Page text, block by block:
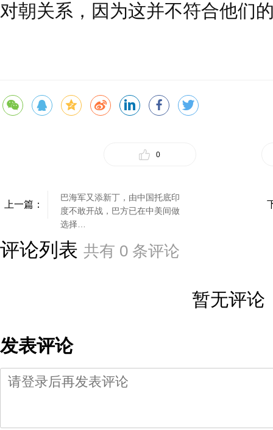
对朝关系，因为这并不符合他们
0
上一篇：
巴海军又添新丁，由中国托底印
度不敢开战，巴方已在中美间做
选择…
评论列表 共有 0 条评论
暂无评论
发表评论